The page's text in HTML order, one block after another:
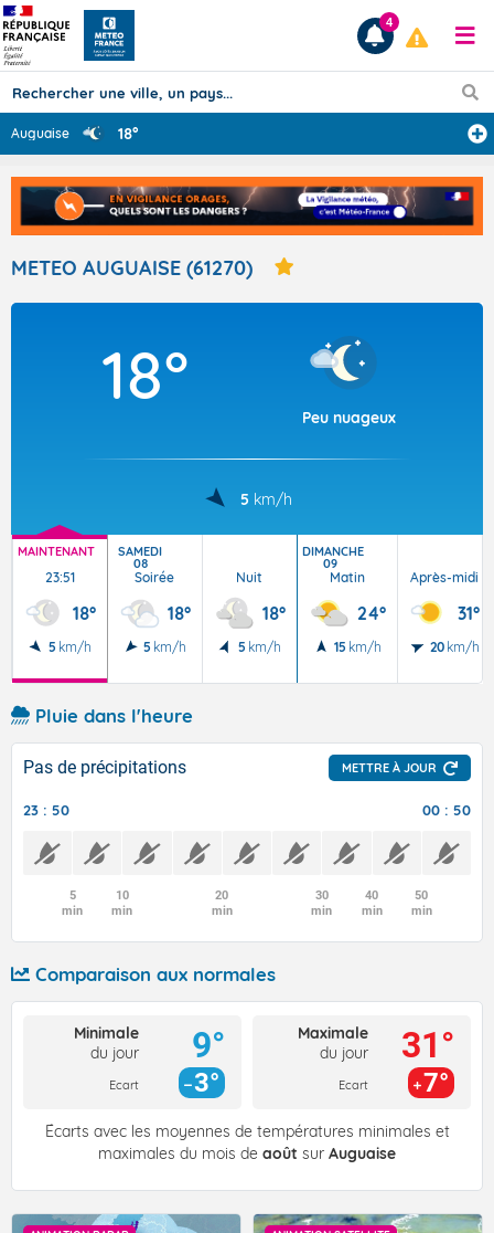
Prévisions
TOUS LES RÉSULTATS
Articles
4
Auguaise 18°
METEO AUGUAISE (61270)
18°
Peu nuageux
5 km/h
MAINTENANT
23:51
18°
5 km/h
SAMEDI
08
Soirée
18°
5 km/h
Nuit
18°
5 km/h
DIMANCHE
09
Matin
24°
15 km/h
Après-midi
31°
20 km/h
Pluie dans l'heure
Pas de précipitations METTRE À JOUR
23 : 50 00 : 50
5
min
10
min
20
min
30
min
40
min
50
min
Comparaison aux normales
Minimale
du jour
Ecart
9°
3°
Maximale
du jour
Ecart
31°
7°
Écarts avec les moyennes de températures minimales et
maximales du mois de août sur Auguaise